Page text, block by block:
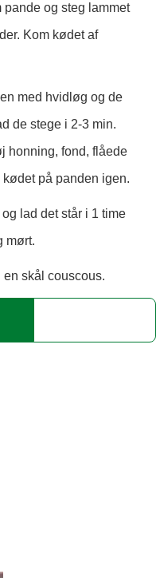
og steg lammet
Kom kødet af
med hvidløg og de
de stege i 2-3 min.
honning, fond, flåede
på panden igen.
lad det står i 1 time
mørt.
en skål couscous.